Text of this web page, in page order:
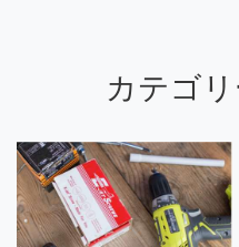
カテゴ